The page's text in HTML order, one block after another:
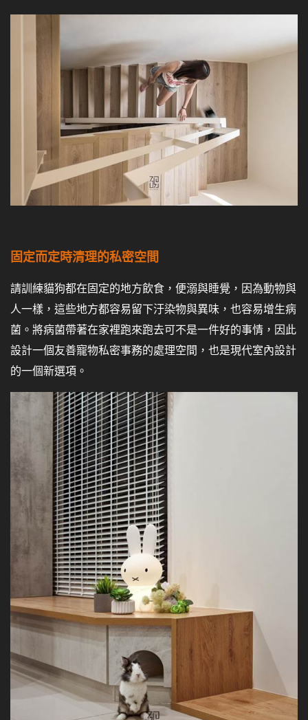
固定而定時清理的私密空間
請訓練貓狗都在固定的地方飲食，便溺與睡覺，因為動物與
人一樣，這些地方都容易留下汙染物與異味，也容易增生病
菌。將病菌帶著在家裡跑來跑去可不是一件好的事情，因此
設計一個友善寵物私密事務的處理空間，也是現代室內設計
的一個新選項。